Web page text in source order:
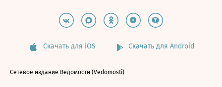
Скачать для iOS Скачать для Android
Сетевое издание Ведомости (Vedomosti)